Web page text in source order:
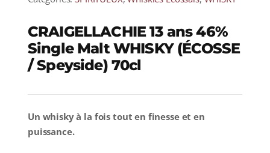
CRAIGELLACHIE 13 ans 46%
Single Malt WHISKY (ÉCOSSE
/ Speyside) 70cl
Un whisky à la fois tout en finesse et en
puissance.